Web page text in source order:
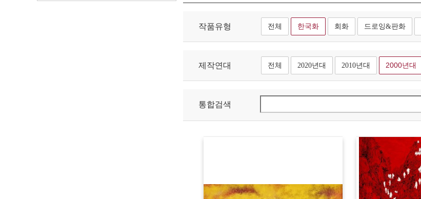
작품유형 전체 한국화 회화 드로잉&판화
제작연대 전체 2020년대 2010년대 2000년대
통합검색